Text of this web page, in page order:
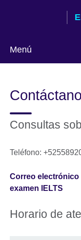
Menú
language
Consultas
Teléfono:
Correo electrónico
examen IELTS
Horario de